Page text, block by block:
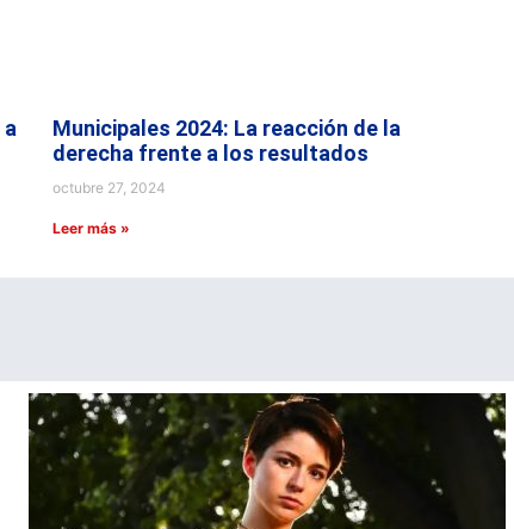
Municipales 2024: La reacción de la
derecha frente a los resultados
octubre 27, 2024
Leer más »